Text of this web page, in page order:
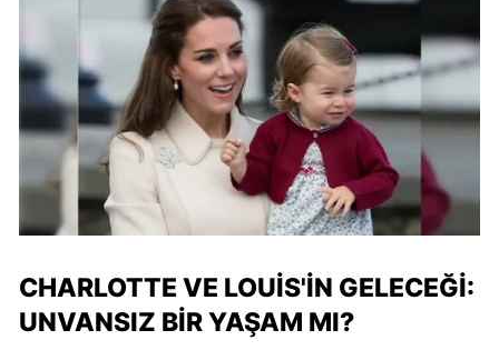
CHARLOTTE VE LOUIS'IN GELECEĞI:
UNVANSIZ BIR YAŞAM MI?